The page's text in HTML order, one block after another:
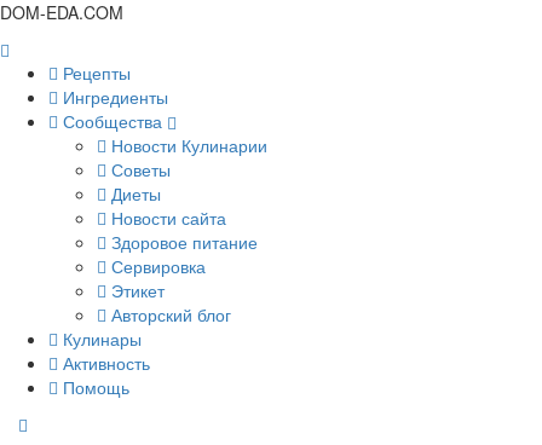
DOM-EDA.COM
Рецепты
Ингредиенты
Сообщества
Новости Кулинарии
Советы
Диеты
Новости сайта
Здоровое питание
Сервировка
Этикет
Авторский блог
Кулинары
Активность
Помощь